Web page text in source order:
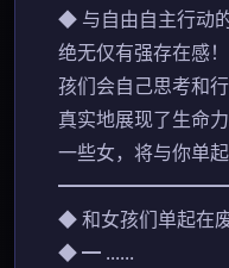
◆ 与自由自主行动
绝无仅有强存在感
孩们会自己思考和
真实地展现了生命
一些女，将与你单
◆ 和女孩们单起在
◆ ━ ......